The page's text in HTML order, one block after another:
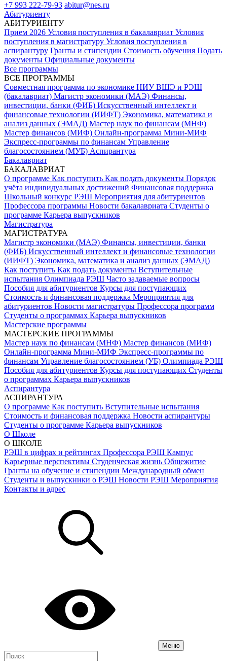
+7 993 222-79-93 abitur@nes.ru
Абитуриенту
АБИТУРИЕНТУ
Прием 2026 Условия поступления в бакалавриат Условия
поступления в магистратуру Условия поступления в
аспирантуру Гранты и стипендии Стоимость обучения Подать
документы Официальные документы
Все программы
ВСЕ ПРОГРАММЫ
Совместная программа по экономике НИУ ВШЭ и РЭШ
(бакалавриат) Магистр экономики (МАЭ) Финансы,
инвестиции, банки (ФИБ) Искусственный интеллект и
финансовые технологии (ИИФТ) Экономика, математика и
анализ данных (ЭМАД) Мастер наук по финансам (МНФ)
Мастер финансов (МИФ) Онлайн-программа Мини-МИФ
Экспресс-программы по финансам Управление
благосостоянием (МУБ) Аспирантура
Бакалавриат
БАКАЛАВРИАТ
О программе Как поступить Как подать документы Порядок
учёта индивидуальных достижений Финансовая поддержка
Школьный конкурс РЭШ Мероприятия для абитуриентов
Профессора программы Новости бакалавриата Студенты о
программе Карьера выпускников
Магистратура
МАГИСТРАТУРА
Магистр экономики (МАЭ) Финансы, инвестиции, банки
(ФИБ) Искусственный интеллект и финансовые технологии
(ИИФТ) Экономика, математика и анализ данных (ЭМАД)
Как поступить Как подать документы Вступительные
испытания Олимпиада РЭШ Часто задаваемые вопросы
Пособия для абитуриентов Курсы для поступающих
Стоимость и финансовая поддержка Мероприятия для
абитуриентов Новости магистратуры Профессора программ
Студенты о программах Карьера выпускников
Мастерские программы
МАСТЕРСКИЕ ПРОГРАММЫ
Мастер наук по финансам (МНФ) Мастер финансов (МИФ)
Онлайн-программа Мини-МИФ Экспресс-программы по
финансам Управление благосостоянием (УБ) Олимпиада РЭШ
Пособия для абитуриентов Курсы для поступающих Студенты
о программах Карьера выпускников
Аспирантура
АСПИРАНТУРА
О программе Как поступить Вступительные испытания
Стоимость и финансовая поддержка Новости аспирантуры
Студенты о программе Карьера выпускников
О Школе
О ШКОЛЕ
РЭШ в цифрах и рейтингах Профессора РЭШ Кампус
Карьерные перспективы Студенческая жизнь Общежитие
Гранты на обучение и стипендии Международный обмен
Студенты и выпускники о РЭШ Новости РЭШ Мероприятия
Контакты и адрес
Меню